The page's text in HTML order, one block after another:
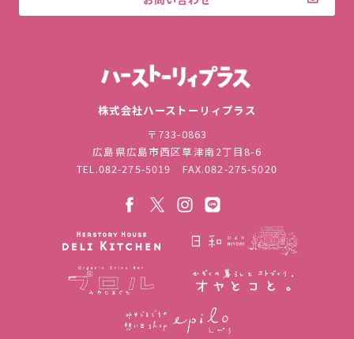
株式会社ハーストーリィプラス
〒733-0863
広島県広島市西区草津南2丁目8-6
TEL.082-275-5019 FAX.082-275-5020